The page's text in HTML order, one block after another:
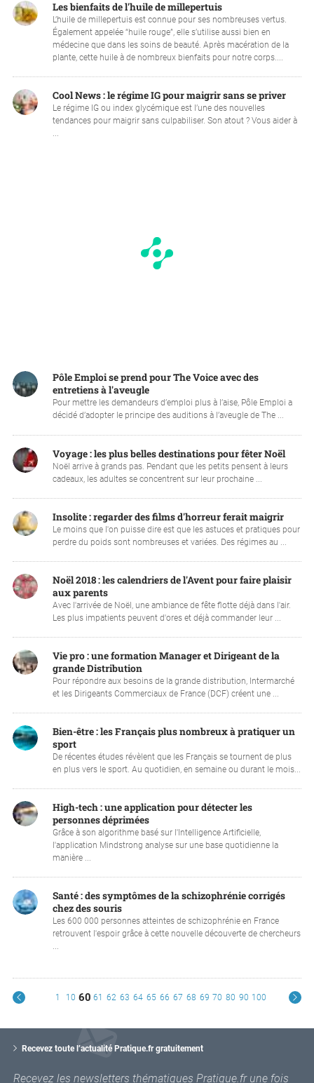
Les bienfaits de l'huile de millepertuis
L’huile de millepertuis est connue pour ses nombreuses vertus.
Également appelée “huile rouge”, elle s’utilise aussi bien en
médecine que dans les soins de beauté. Après macération de la
plante, cette huile à de nombreux bienfaits pour notre corps....
Cool News : le régime IG pour maigrir sans se priver
Le régime IG ou index glycémique est l’une des nouvelles
tendances pour maigrir sans culpabiliser. Son atout ? Vous aider à
...
Pôle Emploi se prend pour The Voice avec des
entretiens à l'aveugle
Pour mettre les demandeurs d’emploi plus à l’aise, Pôle Emploi a
décidé d’adopter le principe des auditions à l’aveugle de The ...
Voyage : les plus belles destinations pour fêter Noël
Noël arrive à grands pas. Pendant que les petits pensent à leurs
cadeaux, les adultes se concentrent sur leur prochaine ...
Insolite : regarder des films d'horreur ferait maigrir
Le moins que l'on puisse dire est que les astuces et pratiques pour
perdre du poids sont nombreuses et variées. Des régimes au ...
Noël 2018 : les calendriers de l'Avent pour faire plaisir
aux parents
Avec l'arrivée de Noël, une ambiance de fête flotte déjà dans l'air.
Les plus impatients peuvent d'ores et déjà commander leur ...
Vie pro : une formation Manager et Dirigeant de la
grande Distribution
Pour répondre aux besoins de la grande distribution, Intermarché
et les Dirigeants Commerciaux de France (DCF) créent une ...
Bien-être : les Français plus nombreux à pratiquer un
sport
De récentes études révèlent que les Français se tournent de plus
en plus vers le sport. Au quotidien, en semaine ou durant le mois...
High-tech : une application pour détecter les
personnes déprimées
Grâce à son algorithme basé sur l'Intelligence Artificielle,
l'application Mindstrong analyse sur une base quotidienne la
manière ...
Santé : des symptômes de la schizophrénie corrigés
chez des souris
Les 600 000 personnes atteintes de schizophrénie en France
retrouvent l'espoir grâce à cette nouvelle découverte de chercheurs
...
1 10 60 61 62 63 64 65 66 67 68 69 70 80 90 100
Recevez toute l’actualité Pratique.fr gratuitement
Recevez les newsletters thématiques Pratique.fr une fois
o
r